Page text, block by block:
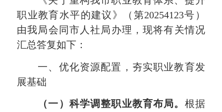
职业教育水平的建议》（第20254123号）
由我局会同市人社局办理，现将有关情况
汇总答复如下：
一、优化资源配置，夯实职业教育发
展基础
（一）科学调整职业教育布局。 根据